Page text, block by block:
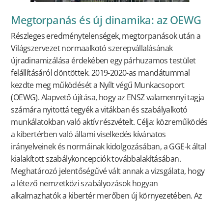
Megtorpanás és új dinamika: az OEWG
Részleges eredménytelenségek, megtorpanások után a
Világszervezet normaalkotó szerepvállalásának
újradinamizálása érdekében egy párhuzamos testület
felállításáról döntöttek. 2019-2020-as mandátummal
kezdte meg működését a Nyílt végű Munkacsoport
(OEWG). Alapvető újítása, hogy az ENSZ valamennyi tagja
számára nyitottá tegyék a vitákban és szabályalkotó
munkálatokban való aktív részvételt. Célja: közreműködés
a kibertérben való állami viselkedés kívánatos
irányelveinek és normáinak kidolgozásában, a GGE-k által
kialakított szabálykoncepciók továbbalakításában.
Meghatározó jelentőségűvé vált annak a vizsgálata, hogy
a létező nemzetközi szabályozások hogyan
alkalmazhatók a kibertér merőben új környezetében. Az